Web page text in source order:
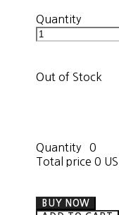
Quantity
Out of Stock
Quantity
0
Total price 0
BUY NOW